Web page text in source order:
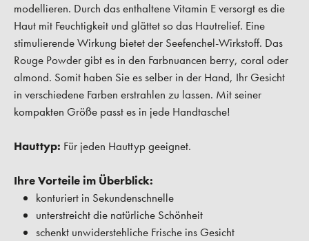
modellieren. Durch das enthaltene Vitamin E versorgt es die
Haut mit Feuchtigkeit und glättet so das Hautrelief. Eine
stimulierende Wirkung bietet der Seefenchel-Wirkstoff. Das
Rouge Powder gibt es in den Farbnuancen berry, coral oder
almond. Somit haben Sie es selber in der Hand, Ihr Gesicht
in verschiedene Farben erstrahlen zu lassen. Mit seiner
kompakten Größe passt es in jede Handtasche!
Hauttyp: Für jeden Hauttyp geeignet.
Ihre Vorteile im Überblick:
konturiert in Sekundenschnelle
unterstreicht die natürliche Schönheit
schenkt unwiderstehliche Frische ins Gesicht